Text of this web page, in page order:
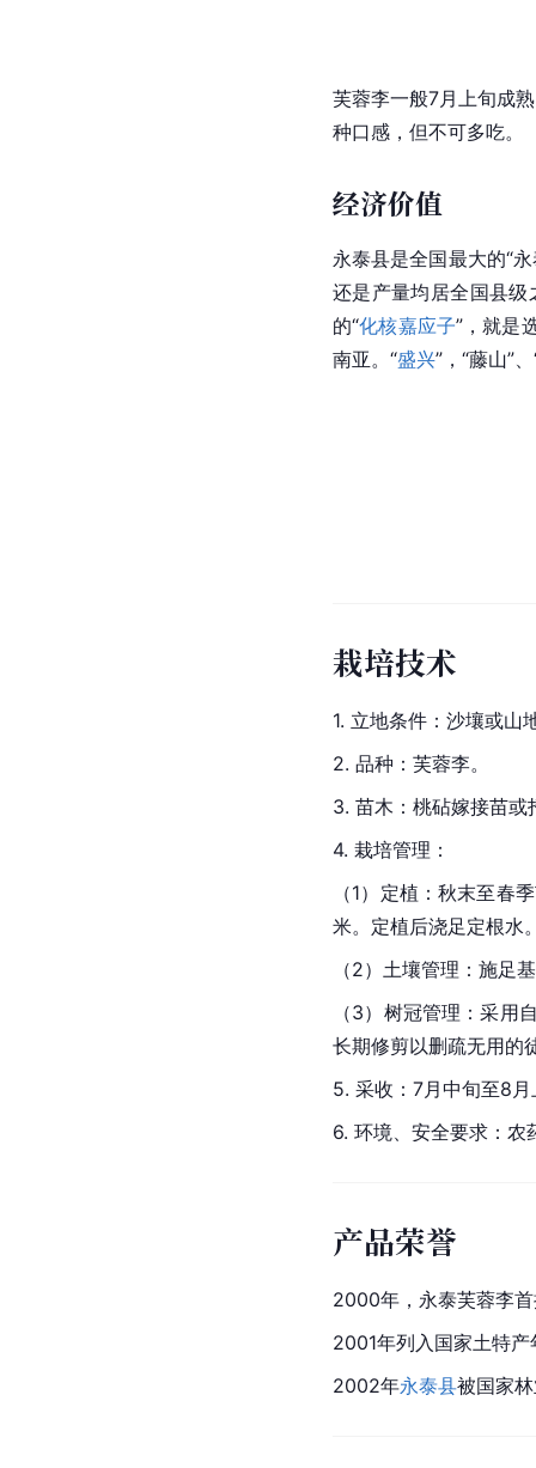
芙蓉李一般7月上旬成
种口感，但不可多吃。
经济价值
永泰县是全国最大的“
还是产量均居全国县
的“化核嘉应子”，就是
南亚。“盛兴”，“藤山”
栽培技术
1. 立地条件：沙壤或山
2. 品种：芙蓉李。
3. 苗木：桃砧嫁接苗或
4. 栽培管理：
（1）定植：秋末至
米。定植后浇足定根水
（2）土壤管理：施足
（3）树冠管理：采用
长期修剪以删疏无用的
5. 采收：7月中旬至8
6. 环境、安全要求：农
产品荣誉
2000年，永泰芙蓉李
2001年列入国家土特产
2002年永泰县被国家